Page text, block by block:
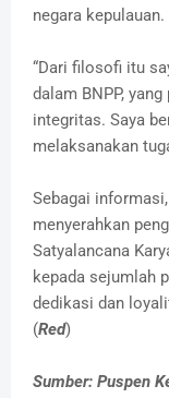
negara kepulauan.
“Dari filosofi itu
dalam BNPP,
integritas. Saya
melaksanakan
Sebagai
menyerahkan
Satyalancana
kepada sejumlah
dedikasi dan
(Red)
Sumber: Puspen